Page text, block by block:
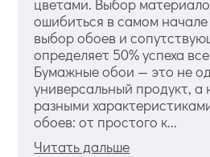
ошибиться в самом
выбор обоев и
определяет 50% успеха
Бумажные обои — это не
универсальный продукт, а
разными
обоев: от простого к...
Читать дальше